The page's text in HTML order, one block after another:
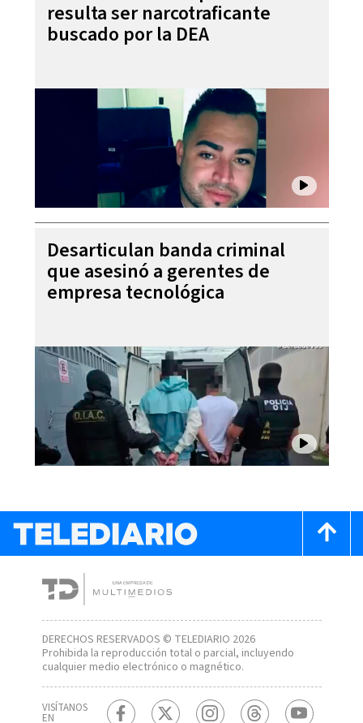
resulta ser narcotraficante
buscado por la DEA
Desarticulan banda criminal
que asesinó a gerentes de
empresa tecnológica
DERECHOS RESERVADOS © TELEDIARIO 2026
Prohibida la reproducción total o parcial, incluyendo
cualquier medio electrónico o magnético.
VISÍTANOS
EN